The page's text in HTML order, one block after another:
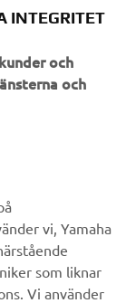
INTEGRITET
och
och
vi, Yamaha
som liknar
Vi använder